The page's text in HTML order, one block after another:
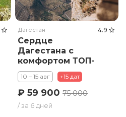
Дагестан 4.9
Сердце
Дагестана с
комфортом ТОП-
локации
10 – 15 авг +15 дат
₽ 59 90075 000
/ за 6 дней